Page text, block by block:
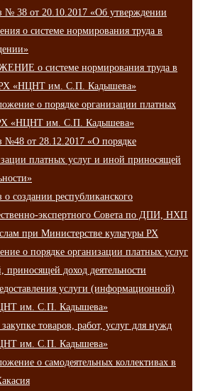
№ 38 от 20.10.2017 «Об утверждении
о системе нормирования труда в
о системе нормирования труда в
«НЦНТ им. С.П. Кадышева»
о порядке организации платных
«НЦНТ им. С.П. Кадышева»
№48 от 28.12.2017 «О порядке
платных услуг и иной приносящей
о создании республиканского
экспертного Совета по ДПИ, НХП
при Министерстве культуры РХ
о порядке организации платных услуг
приносящей доход деятельности
услуги (информационной)
им. С.П. Кадышева»
товаров, работ, услуг для нужд
им. С.П. Кадышева»
о самодеятельных коллективах в